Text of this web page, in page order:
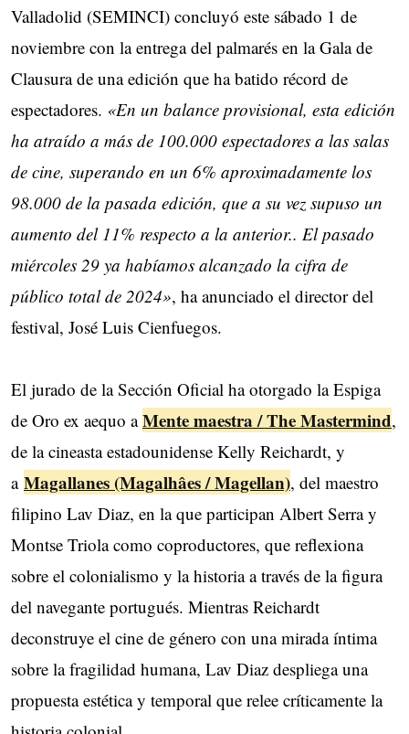
Valladolid (SEMINCI) concluyó este sábado 1 de
noviembre con la entrega del palmarés en la Gala de
Clausura de una edición que ha batido récord de
espectadores. «En un balance provisional, esta edición
ha atraído a más de 100.000 espectadores a las salas
de cine, superando en un 6% aproximadamente los
98.000 de la pasada edición, que a su vez supuso un
aumento del 11% respecto a la anterior.. El pasado
miércoles 29 ya habíamos alcanzado la cifra de
público total de 2024», ha anunciado el director del
festival, José Luis Cienfuegos.
El jurado de la Sección Oficial ha otorgado la Espiga
de Oro ex aequo aMente maestra / The Mastermind,
de la cineasta estadounidense Kelly Reichardt, y
a Magallanes (Magalhâes / Magellan), del maestro
filipino Lav Diaz, en la que participan Albert Serra y
Montse Triola como coproductores, que reflexiona
sobre el colonialismo y la historia a través de la figura
del navegante portugués. Mientras Reichardt
deconstruye el cine de género con una mirada íntima
sobre la fragilidad humana, Lav Diaz despliega una
propuesta estética y temporal que relee críticamente la